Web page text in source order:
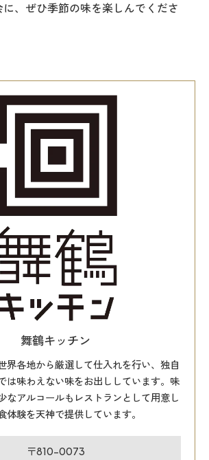
、ぜひ季節の味を楽しんでくださ
舞鶴キッチン
界各地から厳選して仕入れを行い、独自
は味わえない味をお出ししています。味
なアルコールもレストランとして用意し
体験を天神で提供しています。
〒810-0073